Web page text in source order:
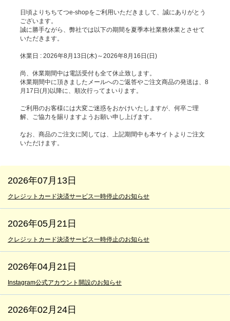
日頃よりちちてつe-shopをご利用いただきまして、誠にありがとう
ございます。
誠に勝手ながら、弊社では以下の期間を夏季本社業務休業とさせて
いただきます。
休業日 : 2026年8月13日(木)～2026年8月16日(日)
尚、休業期間中は電話受付も全て休止致します。
休業期間中に頂きましたメールへのご返答やご注文商品の発送は、8
月17日(月)以降に、順次行ってまいります。
ご利用のお客様には大変ご迷惑をおかけいたしますが、何卒ご理
解、ご協力を賜りますようお願い申し上げます。
なお、商品のご注文に関しては、上記期間中も本サイトよりご注文
いただけます。
2026年07月13日
クレジットカード決済サービス一時停止のお知らせ
2026年05月21日
クレジットカード決済サービス一時停止のお知らせ
2026年04月21日
Instagram公式アカウント開設のお知らせ
2026年02月24日